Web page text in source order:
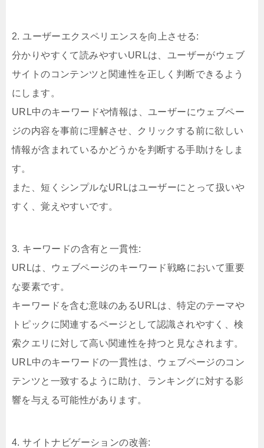
2. ユーザーエクスペリエンスを向上させる:
分かりやすくて読みやすいURLは、ユーザーがウェブ
サイトのコンテンツと関連性を正しく判断できるよう
にします。
URL中のキーワードや情報は、ユーザーにウェブペー
ジの内容を事前に理解させ、クリックする前に欲しい
情報が含まれているかどうかを判断する手助けをしま
す。
また、短くシンプルなURLはユーザーにとって扱いや
すく、覚えやすいです。
3. キーワードの含有と一貫性:
URLは、ウェブページのキーワード戦略において重要
な要素です。
キーワードを含む意味のあるURLは、特定のテーマや
トピックに関連するページとして認識されやすく、検
索クエリに対して高い関連性を持つと見なされます。
URL中のキーワードの一貫性は、ウェブページのコン
テンツと一致するように助け、ランキングに対する影
響を与える可能性があります。
4. サイトナビゲーションの改善: